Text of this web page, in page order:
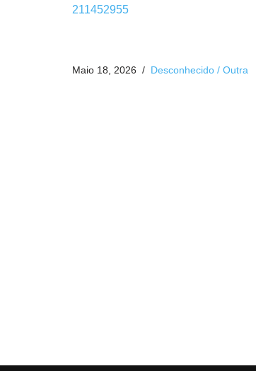
211452955
Maio 18, 2026 Desconhecido / Outra